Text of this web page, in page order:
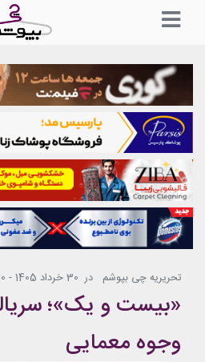
تحریریه چی بپوشم در 30 خرداد 1405 - 19:30
«بیست و یک»؛
وجوه معمایی